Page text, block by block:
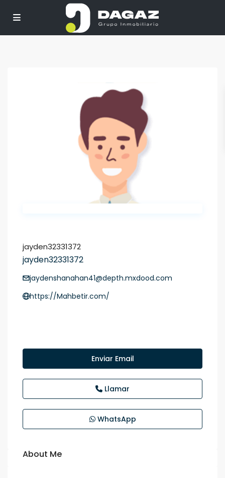
jayden32331372
jayden32331372
jaydenshanahan41@depth.mxdood.com
https://Mahbetir.com/
Enviar Email
Llamar
WhatsApp
About Me